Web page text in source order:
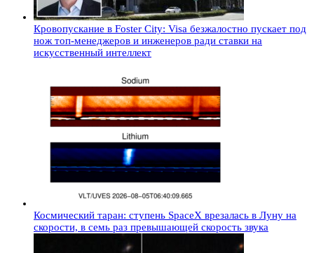
Кровопускание в Foster City: Visa безжалостно пускает под
нож топ-менеджеров и инженеров ради ставки на
искусственный интеллект
Космический таран: ступень SpaceX врезалась в Луну на
скорости, в семь раз превышающей скорость звука